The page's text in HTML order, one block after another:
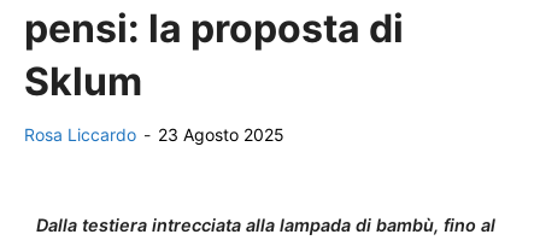
pensi: la proposta di
Sklum
Rosa Liccardo - 23 Agosto 2025
Dalla testiera intrecciata alla lampada di bambù, fino al